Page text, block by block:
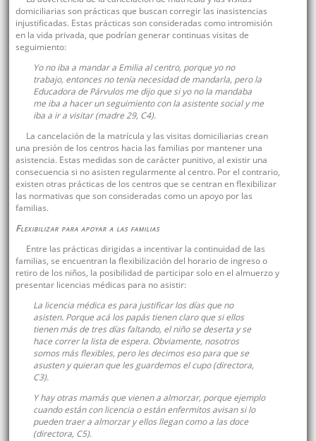
domiciliarias son prácticas que buscan corregir las inasistencias
injustificadas. Estas prácticas son consideradas como intromisión
en la vida privada, que podrían generar continuas visitas de
seguimiento:
Yo no iba a mandar a Emilia al centro, porque yo no
trabajo, entonces no tenía necesidad de mandarla, pero la
Educadora de Párvulos me dijo que si yo no la mandaba
me iba a hacer un seguimiento con la asistente social y me
iba a ir a visitar (madre 29, C4).
La cancelación de la matrícula y las visitas domiciliarias crean
una presión de los centros hacia las familias por mantener una
asistencia. Estas medidas son de carácter punitivo, al existir una
consecuencia si no asisten regularmente al centro. Por el contrario,
existen otras prácticas de los centros que se centran en flexibilizar
las normativas que son consideradas como un apoyo por las
familias.
Flexibilizar para apoyar a las familias
Entre las prácticas dirigidas a incentivar la continuidad de las
familias, se encuentran la flexibilización del horario de ingreso o
retiro de los niños, la posibilidad de participar solo en el almuerzo y
presentar licencias médicas para no asistir:
La licencia médica es para justificar los días que no
asisten. Porque acá los papás tienen claro que si ellos
tienen más de tres días faltando, el niño se deserta y se
hace correr la lista de espera. Obviamente, nosotros
somos más flexibles, pero les decimos eso para que se
asusten y quieran que les guardemos el cupo (directora,
C3).
Y hay otras mamás que vienen a almorzar, porque ejemplo
cuando están con licencia o están enfermitos avisan si lo
pueden traer a almorzar y ellos llegan como a las doce
(directora, C5).